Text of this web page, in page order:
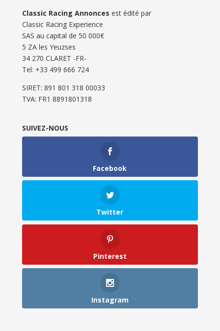
Classic Racing Annonces est édité par
Classic Racing Experience
SAS au capital de 50 000€
5 ZA les Yeuzses
34 270 CLARET -FR-
Tel: ‭+33 499 666 724‬
SIRET: 891 801 318 00033
TVA: FR1 8891801318
SUIVEZ-NOUS
Facebook
Twitter
Pinterest
Instagram